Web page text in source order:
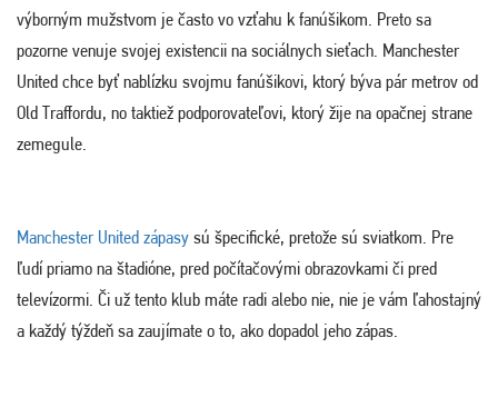
výborným mužstvom je často vo vzťahu k fanúšikom. Preto sa
pozorne venuje svojej existencii na sociálnych sieťach. Manchester
United chce byť nablízku svojmu fanúšikovi, ktorý býva pár metrov od
Old Traffordu, no taktiež podporovateľovi, ktorý žije na opačnej strane
zemegule.
Manchester United zápasy sú špecifické, pretože sú sviatkom. Pre
ľudí priamo na štadióne, pred počítačovými obrazovkami či pred
televízormi. Či už tento klub máte radi alebo nie, nie je vám ľahostajný
a každý týždeň sa zaujímate o to, ako dopadol jeho zápas.